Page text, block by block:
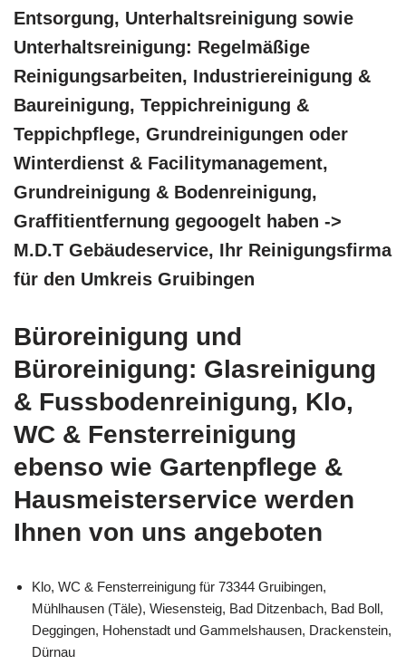
Entsorgung, Unterhaltsreinigung sowie
Unterhaltsreinigung: Regelmäßige
Reinigungsarbeiten, Industriereinigung &
Baureinigung, Teppichreinigung &
Teppichpflege, Grundreinigungen oder
Winterdienst & Facilitymanagement,
Grundreinigung & Bodenreinigung,
Graffitientfernung gegoogelt haben ->
M.D.T Gebäudeservice, Ihr Reinigungsfirma
für den Umkreis Gruibingen
Büroreinigung und
Büroreinigung: Glasreinigung
& Fussbodenreinigung, Klo,
WC & Fensterreinigung
ebenso wie Gartenpflege &
Hausmeisterservice werden
Ihnen von uns angeboten
Klo, WC & Fensterreinigung für 73344 Gruibingen,
Mühlhausen (Täle), Wiesensteig, Bad Ditzenbach, Bad Boll,
Deggingen, Hohenstadt und Gammelshausen, Drackenstein,
Dürnau